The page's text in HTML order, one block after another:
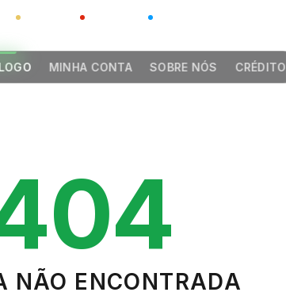
CHINA
MINHA CONTA SOBRE NÓS CRÉDITO
NÃO ENCONTRADA